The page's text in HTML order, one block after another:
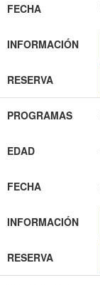
FECHA
INFORMACIÓN
RESERVA
PROGRAMAS
EDAD
FECHA
INFORMACIÓN
RESERVA